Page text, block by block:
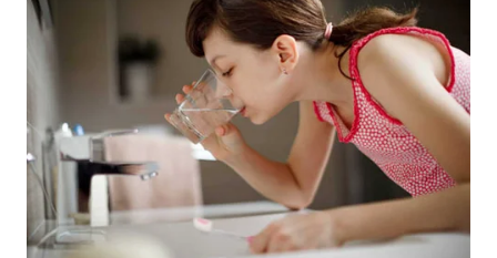
CIREBON
WN
INDRAMAYU